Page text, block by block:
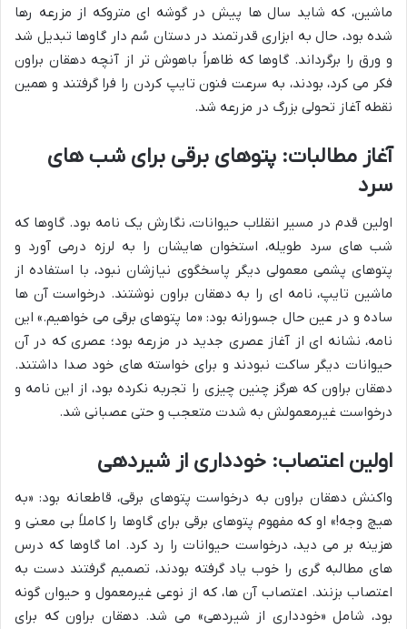
ماشین، که شاید سال ها پیش در گوشه ای متروکه از مزرعه رها
شده بود، حال به ابزاری قدرتمند در دستان سُم دار گاوها تبدیل شد
و ورق را برگرداند. گاوها که ظاهراً باهوش تر از آنچه دهقان براون
فکر می کرد، بودند، به سرعت فنون تایپ کردن را فرا گرفتند و همین
نقطه آغاز تحولی بزرگ در مزرعه شد.
آغاز مطالبات: پتوهای برقی برای شب های
سرد
اولین قدم در مسیر انقلاب حیوانات، نگارش یک نامه بود. گاوها که
شب های سرد طویله، استخوان هایشان را به لرزه درمی آورد و
پتوهای پشمی معمولی دیگر پاسخگوی نیازشان نبود، با استفاده از
ماشین تایپ، نامه ای را به دهقان براون نوشتند. درخواست آن ها
ساده و در عین حال جسورانه بود: «ما پتوهای برقی می خواهیم.» این
نامه، نشانه ای از آغاز عصری جدید در مزرعه بود؛ عصری که در آن
حیوانات دیگر ساکت نبودند و برای خواسته های خود صدا داشتند.
دهقان براون که هرگز چنین چیزی را تجربه نکرده بود، از این نامه و
درخواست غیرمعمولش به شدت متعجب و حتی عصبانی شد.
اولین اعتصاب: خودداری از شیردهی
واکنش دهقان براون به درخواست پتوهای برقی، قاطعانه بود: «به
هیچ وجه!» او که مفهوم پتوهای برقی برای گاوها را کاملاً بی معنی و
هزینه بر می دید، درخواست حیوانات را رد کرد. اما گاوها که درس
های مطالبه گری را خوب یاد گرفته بودند، تصمیم گرفتند دست به
اعتصاب بزنند. اعتصاب آن ها، که از نوعی غیرمعمول و حیوان گونه
بود، شامل «خودداری از شیردهی» می شد. دهقان براون که برای